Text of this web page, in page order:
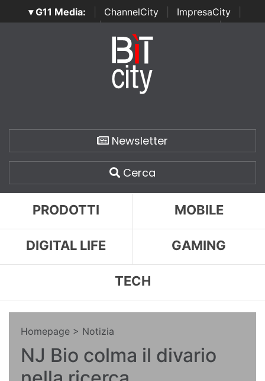
▾ G11 Media: ChannelCity ImpresaCity
SecurityOpenLab | Italian Channel Awards | Italian
Italian Security Awards
Newsletter
Cerca
PRODOTTI MOBILE
DIGITAL LIFE GAMING
TECH
Homepage > Notizia
NJ Bio colma il divario